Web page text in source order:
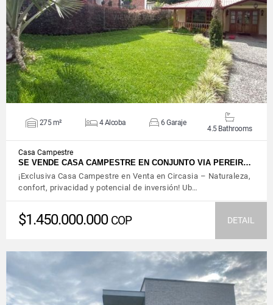
VIEW DETAILS
275 m² 4 Alcoba 6 Garaje
4.5 Bathrooms
Casa Campestre
SE VENDE CASA CAMPESTRE EN CONJUNTO VIA PEREIR…
¡Exclusiva Casa Campestre en Venta en Circasia – Naturaleza,
confort, privacidad y potencial de inversión! Ub…
$1.450.000.000 COP DETAIL